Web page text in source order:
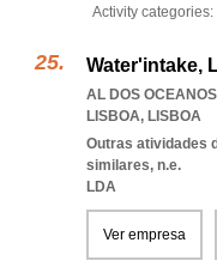
Activity categories:
Water'intake,
AL DOS
LISBOA, LISBOA
Outras atividades
similares, n.e.
LDA
Ver empresa